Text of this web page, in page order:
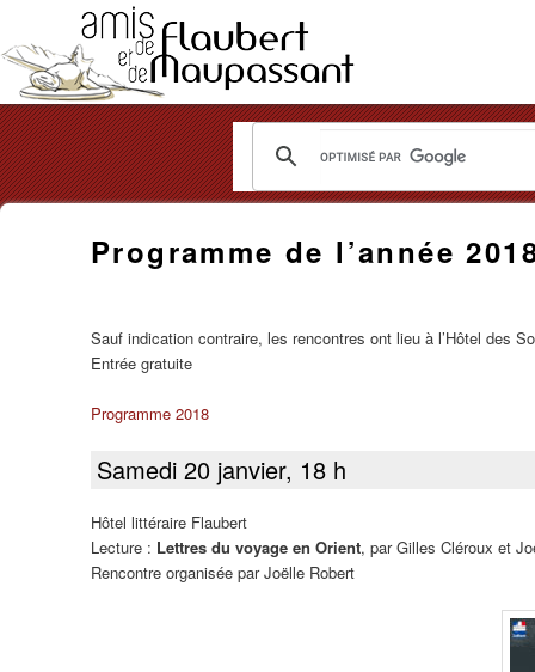
Les
Flaubert
Maupassant
Programme de l’année
Sauf indication contraire, les rencontres ont lieu à l’Hôtel des
Entrée gratuite
Programme 2018
Samedi 20 janvier, 18 h
Hôtel littéraire Flaubert
Lecture : Lettres du voyage en Orient, par Gilles Cléroux et
Rencontre organisée par Joëlle Robert